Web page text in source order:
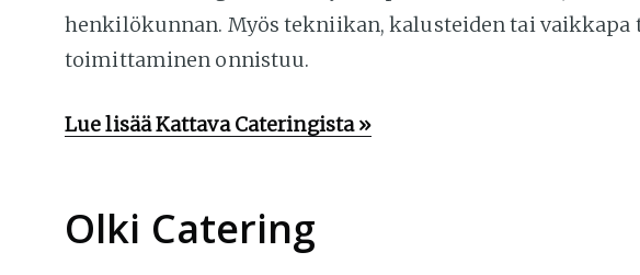
henkilökunnan. Myös tekniikan, kalusteiden tai
toimittaminen onnistuu.
Lue lisää Kattava Cateringista »
Olki Catering